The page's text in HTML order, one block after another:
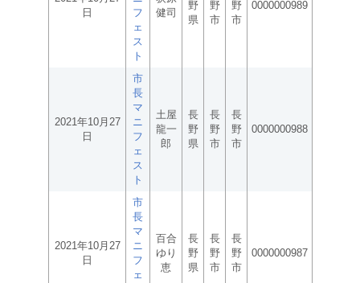
日
フ
ェ
ス
ト
健司
野
県
野
市
野
市
0000000989
2021年10月27
日
市
長
マ
ニ
フ
ェ
ス
ト
土屋
龍一
郎
長
野
県
長
野
市
長
野
市
0000000988
2021年10月27
日
市
長
マ
ニ
フ
ェ
百合
ゆり
恵
長
野
県
長
野
市
長
野
市
0000000987